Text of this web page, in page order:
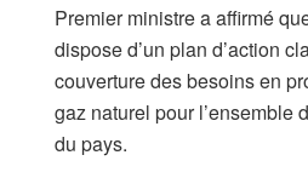
Premier ministre a affirmé
dispose d’un plan d’action
couverture des besoins en
gaz naturel pour l’ensemble
du pays.